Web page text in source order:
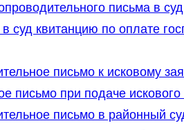
письма в суд
в суд квитанцию по оплате
письмо к исковому
письмо при подаче искового
письмо в районный